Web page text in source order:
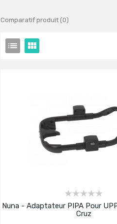
Comparatif produit (0)
Nuna - Adaptateur PIPA Pour
Cruz